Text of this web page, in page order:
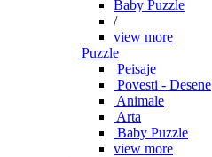
Baby Puzzle
/
view more
Puzzle
Peisaje
Povesti - Desene
Animale
Arta
Baby Puzzle
view more